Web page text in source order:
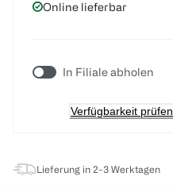
Online lieferbar
In Filiale abholen
Verfügbarkeit prüfen
Lieferung in 2-3 Werktagen